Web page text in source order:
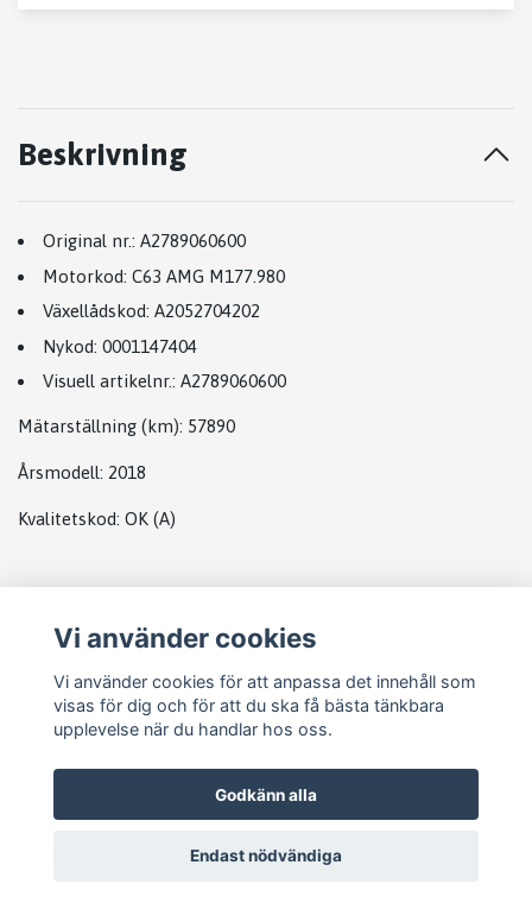
Beskrivning
Original nr.: A2789060600
Motorkod: C63 AMG M177.980
Växellådskod: A2052704202
Nykod: 0001147404
Visuell artikelnr.: A2789060600
Mätarställning (km): 57890
Årsmodell: 2018
Kvalitetskod: OK (A)
Vi använder cookies
Vi använder cookies för att anpassa det innehåll som
visas för dig och för att du ska få bästa tänkbara
upplevelse när du handlar hos oss.
Godkänn alla
Endast nödvändiga